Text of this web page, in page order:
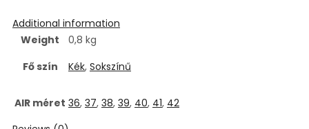
Additional information
Weight
0,8 kg
Fő szín
Kék, Sokszínű
AIR méret 36, 37, 38, 39, 40, 41, 42